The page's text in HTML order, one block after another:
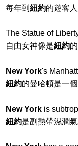
每年到 紐約的遊客
The Statue of
自由女神像是紐約
New York's
紐約的曼哈頓是一
New York is
紐約是副熱帶濕潤氣